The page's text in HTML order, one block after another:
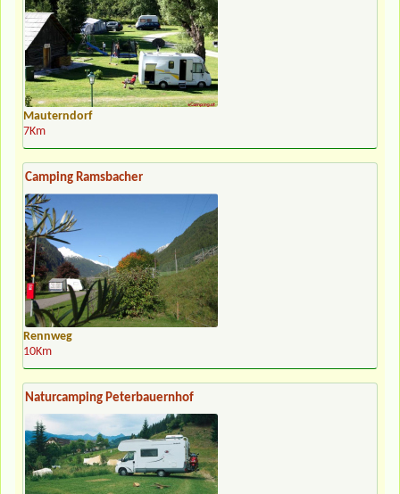
Mauterndorf
7Km
Camping Ramsbacher
Rennweg
10Km
Naturcamping Peterbauernhof